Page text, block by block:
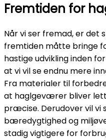
Fremtiden for
Når vi ser fremad, er det
fremtiden måtte bringe
hastige udvikling inden
at vi vil se endnu mere
Fra materialer til
at haglgeværer bliver
præcise. Derudover vil vi
bæredygtighed og
stadig vigtigere for